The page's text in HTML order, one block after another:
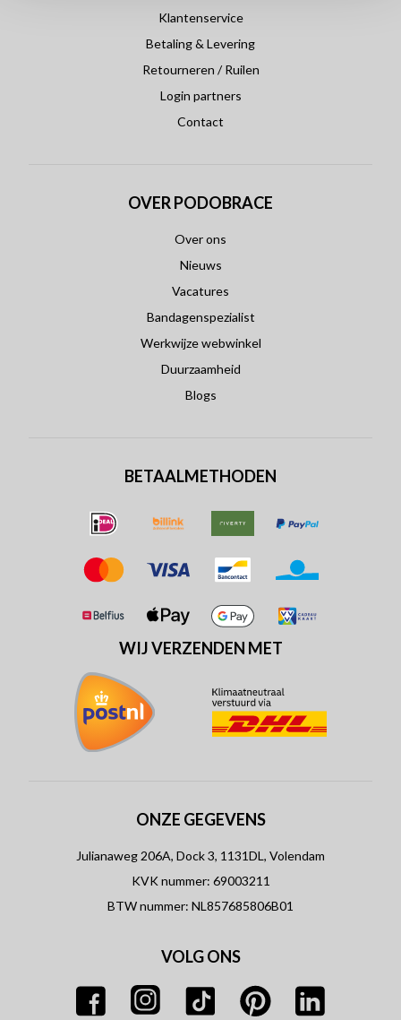
Klantenservice
Betaling & Levering
Retourneren / Ruilen
Login partners
Contact
OVER PODOBRACE
Over ons
Nieuws
Vacatures
Bandagenspezialist
Werkwijze webwinkel
Duurzaamheid
Blogs
BETAALMETHODEN
WIJ VERZENDEN MET
ONZE GEGEVENS
Julianaweg 206A, Dock 3, 1131DL, Volendam
KVK nummer: 69003211
BTW nummer: NL857685806B01
VOLG ONS